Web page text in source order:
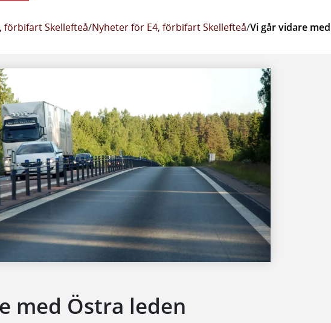
förbifart Skellefteå/Nyheter för E4, förbifart Skellefteå/Vi går vidare
med Östra leden